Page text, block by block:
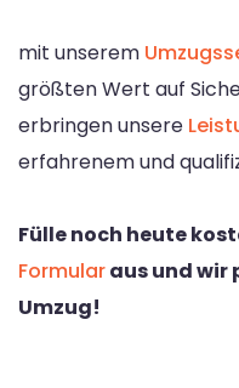
mit unserem
größten Wert auf
erbringen unsere
erfahrenem und
Fülle noch heute
Formularaus und wir
Umzug!